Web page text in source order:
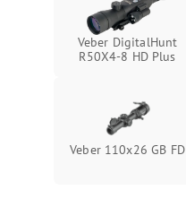
Veber DigitalHunt
R50X4-8 HD Plus
Veber 110х26 GB FD